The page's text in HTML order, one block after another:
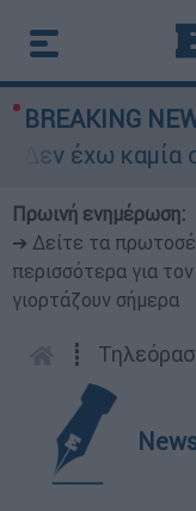
BREAKING
έχω καμία
Πρωινή ενημέρωση:
➔ Δείτε τα
περισσότερα για
γιορτάζουν σήμερα
┋